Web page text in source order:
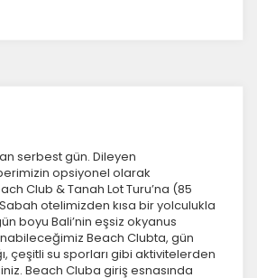
serbest gün. Dileyen
opsiyonel olarak
Club & Tanah Lot Turu’na (85
otelimizden kısa bir yolculukla
boyu Bali’nin eşsiz okyanus
Beach Clubta, gün
çeşitli su sporları gibi aktivitelerden
Beach Cluba giriş esnasında